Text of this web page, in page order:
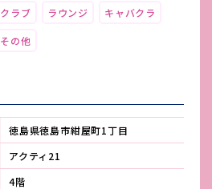
クラブ ラウンジ キャバクラ
その他
徳島県徳島市紺屋町1丁目
アクティ21
4階